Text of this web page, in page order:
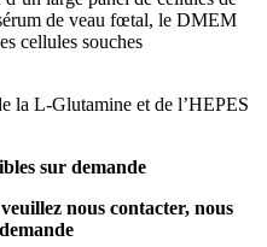
de veau fœtal, le DMEM
cellules souches
la L-Glutamine et de l’HEPES
sur demande
nous contacter, nous